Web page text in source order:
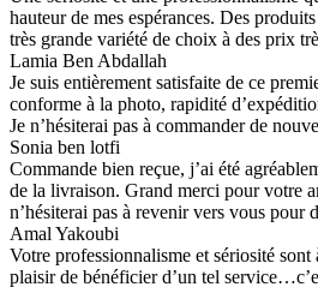
hauteur de mes espérances. Des
très grande variété de choix à des prix
Lamia Ben Abdallah
Je suis entièrement satisfaite de ce
conforme à la photo, rapidité
Je n’hésiterai pas à commander de
Sonia ben lotfi
Commande bien reçue, j’ai été
de la livraison. Grand merci pour votre
n’hésiterai pas à revenir vers vous pour
Amal Yakoubi
Votre professionnalisme et sériosité
plaisir de bénéficier d’un tel